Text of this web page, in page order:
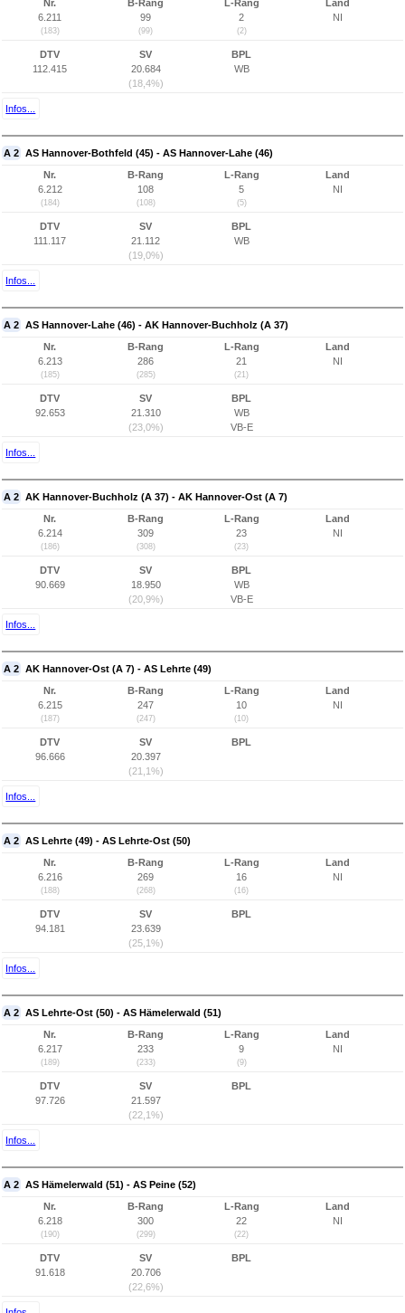
Nr.
6.211
(183)
B-Rang
99
(99)
L-Rang
2
(2)
Land
NI
DTV
112.415
SV
20.684
(18,4%)
BPL
WB
Infos...
A 2 AS Hannover-Bothfeld (45) - AS Hannover-Lahe (46)
Nr.
6.212
(184)
B-Rang
108
(108)
L-Rang
5
(5)
Land
NI
DTV
111.117
SV
21.112
(19,0%)
BPL
WB
Infos...
A 2 AS Hannover-Lahe (46) - AK Hannover-Buchholz (A 37)
Nr.
6.213
(185)
B-Rang
286
(285)
L-Rang
21
(21)
Land
NI
DTV
92.653
SV
21.310
(23,0%)
BPL
WB
VB-E
Infos...
A 2 AK Hannover-Buchholz (A 37) - AK Hannover-Ost (A 7)
Nr.
6.214
(186)
B-Rang
309
(308)
L-Rang
23
(23)
Land
NI
DTV
90.669
SV
18.950
(20,9%)
BPL
WB
VB-E
Infos...
A 2 AK Hannover-Ost (A 7) - AS Lehrte (49)
Nr.
6.215
(187)
B-Rang
247
(247)
L-Rang
10
(10)
Land
NI
DTV
96.666
SV
20.397
(21,1%)
BPL
Infos...
A 2 AS Lehrte (49) - AS Lehrte-Ost (50)
Nr.
6.216
(188)
B-Rang
269
(268)
L-Rang
16
(16)
Land
NI
DTV
94.181
SV
23.639
(25,1%)
BPL
Infos...
A 2 AS Lehrte-Ost (50) - AS Hämelerwald (51)
Nr.
6.217
(189)
B-Rang
233
(233)
L-Rang
9
(9)
Land
NI
DTV
97.726
SV
21.597
(22,1%)
BPL
Infos...
A 2 AS Hämelerwald (51) - AS Peine (52)
Nr.
6.218
(190)
B-Rang
300
(299)
L-Rang
22
(22)
Land
NI
DTV
91.618
SV
20.706
(22,6%)
BPL